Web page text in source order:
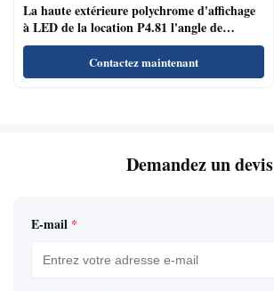
La haute extérieure polychrome d'affichage
à LED de la location P4.81 l'angle de
visualisation large de vitesse de régénération
Contactez maintenant
Demandez un devis
E-mail *